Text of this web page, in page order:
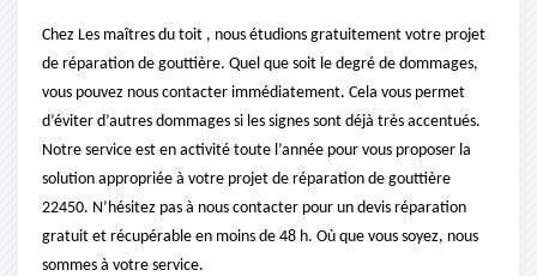
Chez Les maîtres du toit , nous étudions gratuitement votre projet
de réparation de gouttière. Quel que soit le degré de dommages,
vous pouvez nous contacter immédiatement. Cela vous permet
d’éviter d’autres dommages si les signes sont déjà très accentués.
Notre service est en activité toute l’année pour vous proposer la
solution appropriée à votre projet de réparation de gouttière
22450. N’hésitez pas à nous contacter pour un devis réparation
gratuit et récupérable en moins de 48 h. Où que vous soyez, nous
sommes à votre service.